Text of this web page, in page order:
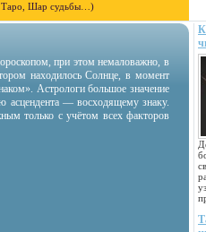
Шар судьбы…)
при этом немаловажно, в
находилось Солнце, в момент
Астрологи большое значение
— восходящему знаку.
только с учётом всех факторов